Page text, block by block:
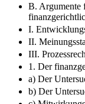
B. Argumente
I.
II.
III.
1. Der
a) Der
b) Der